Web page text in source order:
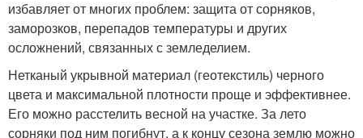
избавляет от многих проблем: защита от сорняков,
заморозков, перепадов температуры и других
осложнений, связанных с земледелием.
Нетканый укрывной материал (геотекстиль) черного
цвета и максимальной плотности проще и эффективнее.
Его можно расстелить весной на участке. За лето
сорняки под ним погибнут, а к концу сезона землю можно